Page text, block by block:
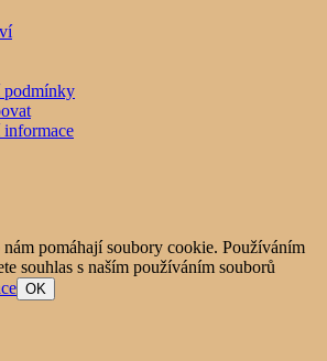
podmínky
pomáhají soubory cookie. Používáním
souhlas s naším používáním souborů